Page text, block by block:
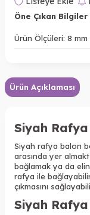
Öne Çıkan Bilgiler
Ürün Ölçüleri: 8 mm
Ürün Açıklaması
Siyah
Siyah rafya balon
arasında yer
bağlamak ya da
rafya ile
çıkmasını
Siyah